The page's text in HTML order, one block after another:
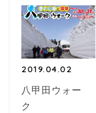
o
k
2019.04.02
八甲田ウォー
ク